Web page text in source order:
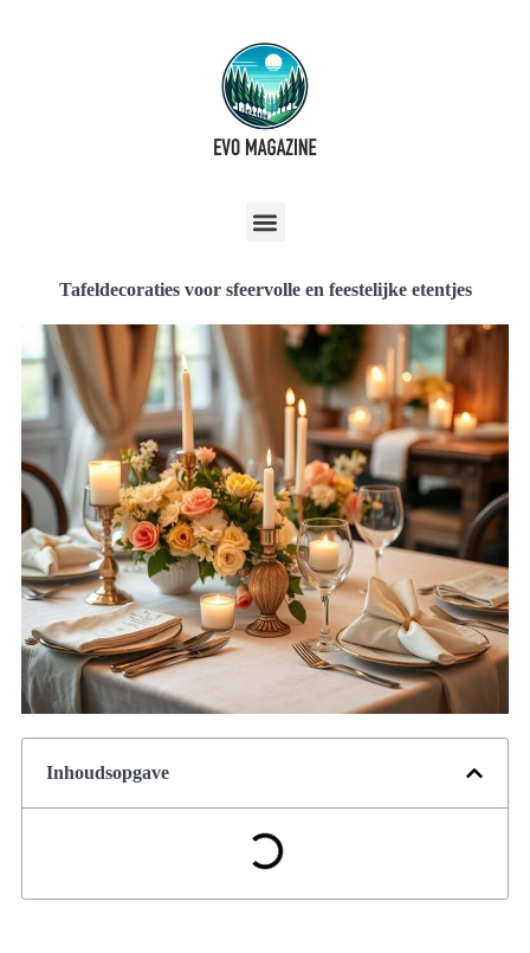
Tafeldecoraties voor sfeervolle en feestelijke etentjes
Inhoudsopgave